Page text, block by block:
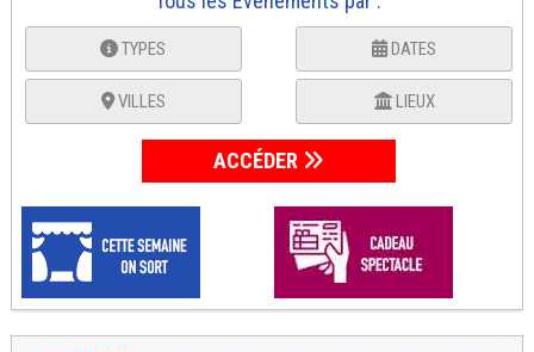
TYPES DATES
VILLES LIEUX
ACCÉDER